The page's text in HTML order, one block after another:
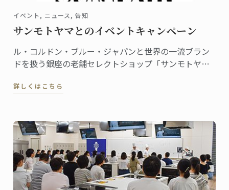
イベント, ニュース, 告知
サンモトヤマとのイベントキャンペーン
ル・コルドン・ブルー・ジャパンと世界の一流ブラン
ドを扱う銀座の老舗セレクトショップ「サンモトヤ
定期開催するセール「都会のアウトレット サンフェ
詳しくはこちら